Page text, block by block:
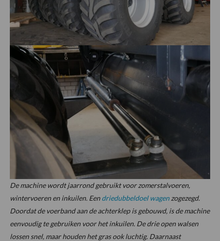
De machine wordt jaarrond gebruikt voor zomerstalvoeren,
wintervoeren en inkuilen. Een driedubbeldoel wagen zogezegd.
Doordat de voerband aan de achterklep is gebouwd, is de machine
eenvoudig te gebruiken voor het inkuilen. De drie open walsen
lossen snel, maar houden het gras ook luchtig. Daarnaast